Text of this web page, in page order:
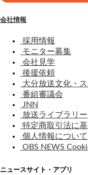
会社情報
採用情報
モニター募集
会社見学
後援依頼
大分放送文化・
番組審議会
JNN
放送ライブラリー
特定商取引法に
個人情報について
OBS NEWS
ニュースサイト・アプリ